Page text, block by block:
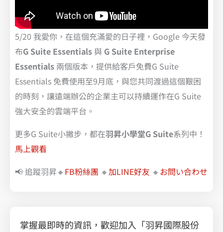
5/20 我愛你，在這個充滿愛的日子裡，Google 今天發
布G Suite Essentials 與 G Suite Enterprise
Essentials 兩個版本，提供給客戶免費G Suite
Essentials 免費使用至9月底，與您共同渡過這個艱困
的時刻，讓遠端辦公的企業主可以持續運作在G Suite
強大安全的雲端平台。
更多G Suite小撇步，都在羽昇小學堂G Suite系列中！
馬上觀看
📢 追蹤羽昇🔸 FB粉絲團 🔸加LINE好友 🔸 お問い合わせ
掌握最即時的資訊，歡迎加入「羽昇國際股份